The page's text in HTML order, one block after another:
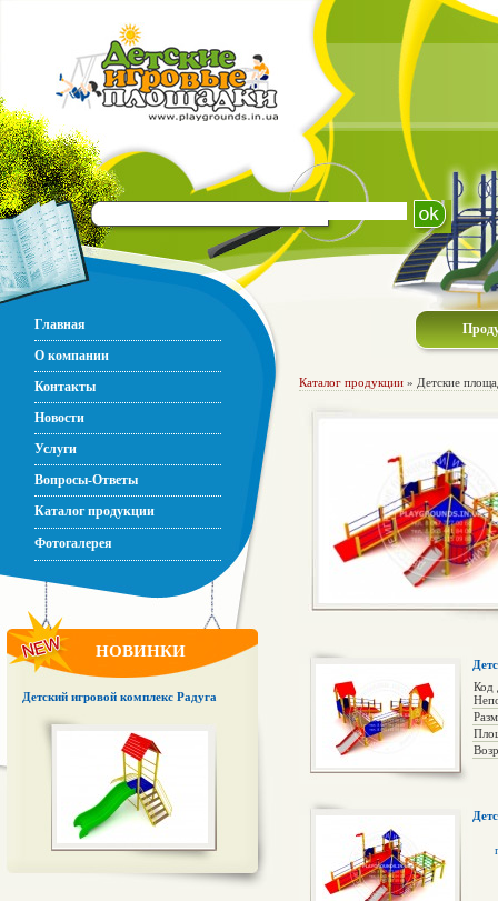
Главная
О компании
Контакты
Новости
Услуги
Вопросы-Ответы
Каталог продукции
Фотогалерея
НОВИНКИ
Детский игровой комплекс Радуга
Каталог продукции » Детские
Код